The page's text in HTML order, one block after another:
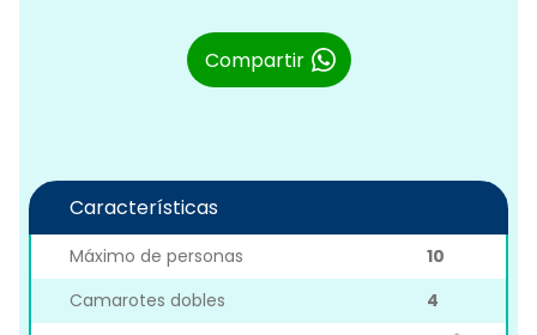
Compartir
Características
Máximo de personas
10
Camarotes dobles
4